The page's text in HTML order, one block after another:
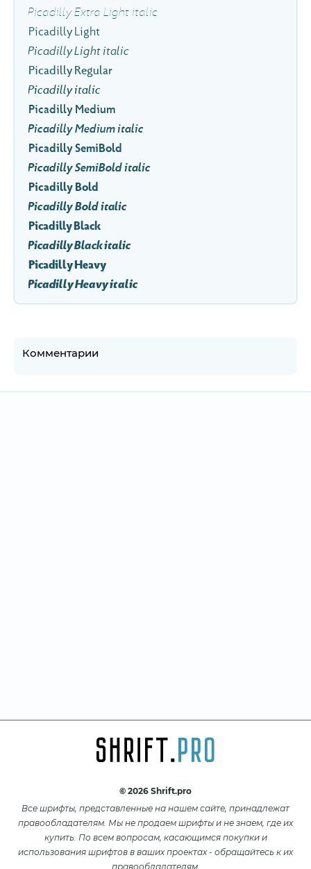
Picadilly Extra Light italic
Picadilly Light
Picadilly Light italic
Picadilly Regular
Picadilly italic
Picadilly Medium
Picadilly Medium italic
Picadilly SemiBold
Picadilly SemiBold italic
Picadilly Bold
Picadilly Bold italic
Picadilly Black
Picadilly Black italic
Picadilly Heavy
Picadilly Heavy italic
Комментарии
© 2026 Shrift.pro
Все шрифты, представленные на нашем сайте, принадлежат
правообладателям. Мы не продаем шрифты и не знаем, где их
купить. По всем вопросам, касающимся покупки и
использования шрифтов в ваших проектах - обращайтесь к их
правообладателям.